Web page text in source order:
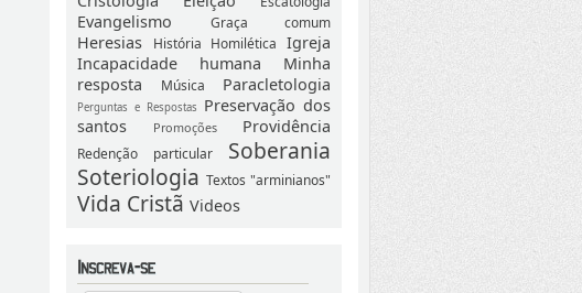
Evangelismo Graça comum
Heresias História Homilética Igreja
Incapacidade humana
Minha
resposta
Música Paracletologia
Perguntas e Respostas
Preservação dos
santos
Promoções Providência
Redenção particular
Soberania
Soteriologia Textos "arminianos"
Vida Cristã Videos